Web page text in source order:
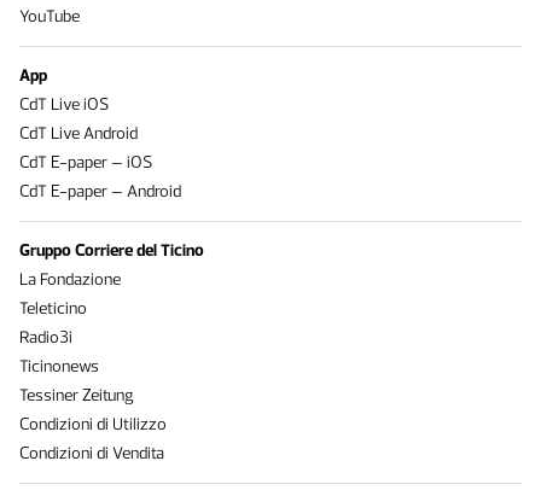
YouTube
App
CdT Live iOS
CdT Live Android
CdT E-paper – iOS
CdT E-paper – Android
Gruppo Corriere del Ticino
La Fondazione
Teleticino
Radio3i
Ticinonews
Tessiner Zeitung
Condizioni di Utilizzo
Condizioni di Vendita